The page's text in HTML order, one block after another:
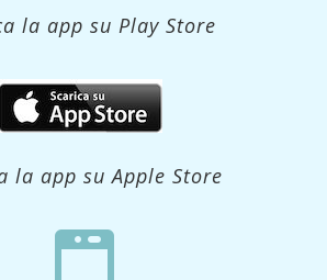
la app su Play Store
la app su Apple Store